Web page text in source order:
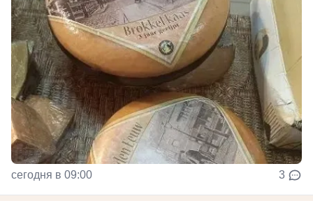
сегодня в 09:00 3